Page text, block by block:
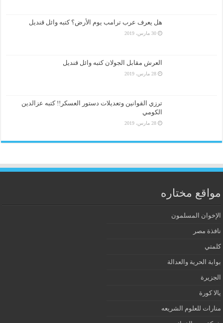
هل يعرف عرب ترامب يوم الأرض؟ كتبه وائل قنديل
30 مارس، 2019
العرش مقابل الجولان كتبه وائل قنديل
28 مارس، 2019
ترزي القوانين وتعديلات دستور العسكر!! كتبه عزالدين
الكومي
28 مارس، 2019
مواقع مختاره
الإخوان المسلمون
نافذة مصر
كلمتي
بوابة الحرية والعدالة
الجزيرة
يالا كورة
منارات للعلوم الشريعه